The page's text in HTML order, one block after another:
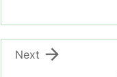

Next